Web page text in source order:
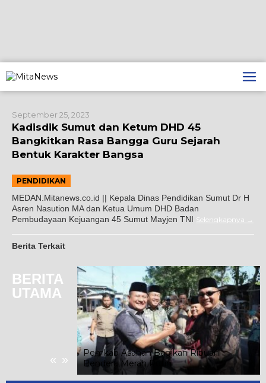
ke
konten
September 25, 2023
Kadisdik Sumut dan Ketum DHD 45
Bangkitkan Rasa Bangga Guru Sejarah
Bentuk Karakter Bangsa
PENDIDIKAN
MEDAN.Mitanews.co.id || Kepala Dinas Pendidikan Sumut Dr H
Asren Nasution MA dan Ketua Umum DHD Badan
Pembudayaan Kejuangan 45 Sumut Mayjen TNI Selengkapnya
Berita Terkait
BERITA
UTAMA
« »
Naik Kelas
Pemkab Asahan Bagikan Ribuan
Bendera Merah Putih